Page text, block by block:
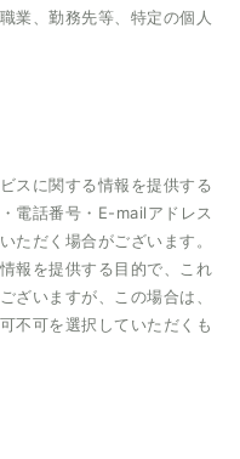
業、勤務先等、特定の個人
スに関する情報を提供する
電話番号・E-mailアドレス
ただく場合がございます。
報を提供する目的で、これ
ざいますが、この場合は、
不可を選択していただくも